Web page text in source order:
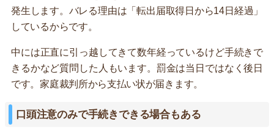
発生します。バレる理由は「転出届取得日から14日経過」
しているからです。
中には正直に引っ越してきて数年経っているけど手続きで
きるかなど質問した人もいます。罰金は当日ではなく後日
です。家庭裁判所から支払い状が届きます。
口頭注意のみで手続きできる場合もある